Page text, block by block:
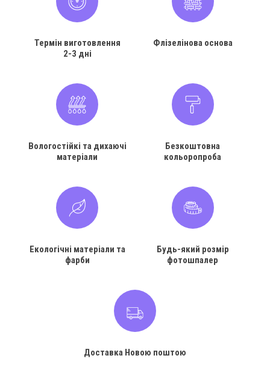
Термін виготовлення
2-3 дні
Флізелінова основа
Вологостійкі та дихаючі
матеріали
Безкоштовна
кольоропроба
Екологічні матеріали та
фарби
Будь-який розмір
фотошпалер
Доставка Новою поштою